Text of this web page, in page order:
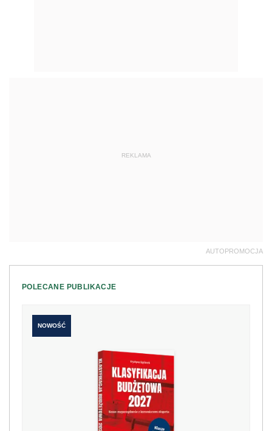
REKLAMA
AUTOPROMOCJA
POLECANE PUBLIKACJE
NOWOŚĆ